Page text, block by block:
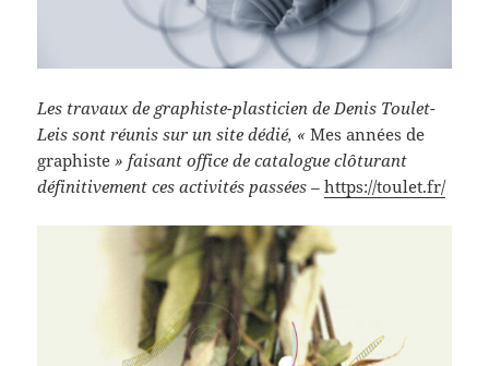
Les travaux de graphiste-plasticien de Denis Toulet-
Leis sont réunis sur un site dédié, «Mes années de
graphiste» faisant office de catalogue clôturant
définitivement ces activités passées –https://toulet.fr/